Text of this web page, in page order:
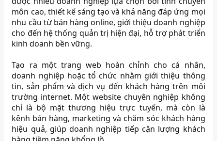
môn cao, thiết kế sáng tạo và khả năng đáp ứng mọi
nhu cầu từ bán hàng online, giới thiệu doanh nghiệp
cho đến hệ thống quản trị hiện đại, hỗ trợ phát triển
kinh doanh bền vững.
Tạo ra một trang web hoàn chỉnh cho cá nhân,
doanh nghiệp hoặc tổ chức nhằm giới thiệu thông
tin, sản phẩm và dịch vụ đến khách hàng trên môi
trường internet. Một website chuyên nghiệp không
chỉ là bộ mặt thương hiệu trực tuyến, mà còn là
kênh bán hàng, marketing và chăm sóc khách hàng
hiệu quả, giúp doanh nghiệp tiếp cận lượng khách